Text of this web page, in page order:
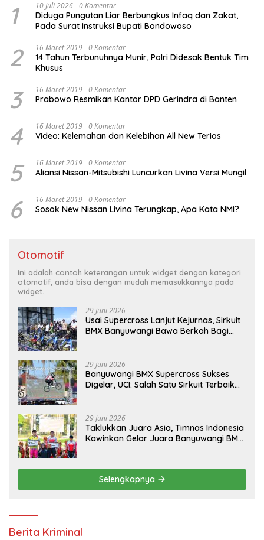
1 10 Juli 2026 0 Komentar
Diduga Pungutan Liar Berbungkus Infaq dan Zakat,
Pada Surat Instruksi Bupati Bondowoso
2 16 Maret 2019 0 Komentar
14 Tahun Terbunuhnya Munir, Polri Didesak Bentuk Tim
Khusus
3 16 Maret 2019 0 Komentar
Prabowo Resmikan Kantor DPD Gerindra di Banten
4 16 Maret 2019 0 Komentar
Video: Kelemahan dan Kelebihan All New Terios
5 16 Maret 2019 0 Komentar
Aliansi Nissan-Mitsubishi Luncurkan Livina Versi Mungil
6 16 Maret 2019 0 Komentar
Sosok New Nissan Livina Terungkap, Apa Kata NMI?
Otomotif
Ini adalah contoh keterangan untuk widget dengan kategori
otomotif, anda bisa dengan mudah memasukkannya pada
widget.
29 Juni 2026
Usai Supercross Lanjut Kejurnas, Sirkuit
BMX Banyuwangi Bawa Berkah Bagi
29 Juni 2026
Banyuwangi BMX Supercross Sukses
Digelar, UCI: Salah Satu Sirkuit Terbaik
29 Juni 2026
Taklukkan Juara Asia, Timnas Indonesia
Kawinkan Gelar Juara Banyuwangi BMX
Selengkapnya
Berita Kriminal